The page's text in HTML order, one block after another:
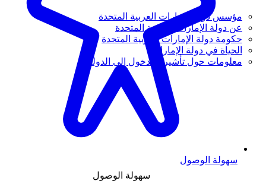
مؤسس دولة الإمارات العربية المتحدة
عن دولة الإمارات العربية المتحدة
حكومة دولة الإمارات العربية المتحدة
الحياة في دولة الإمارات
معلومات حول تأشيرة الدخول إلى الدولة
سهولة الوصول
سهولة الوصول